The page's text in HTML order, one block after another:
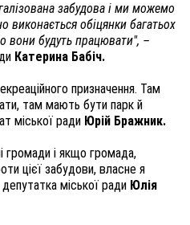
забудова і ми можемо
виконається обіцянки багатьох
вони будуть працювати", –
Катерина Бабіч.
призначення. Там
там мають бути парк й
міської ради Юрій Бражник.
громади і якщо громада,
цієї забудови, власне я
міської ради Юлія